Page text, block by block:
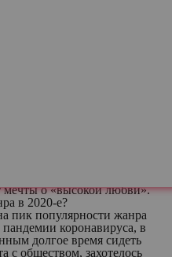
выход
в сети бурные
Почему именно сейчас и по
истории любви?
выйдет фильм студии A24
романтическая
звезд Голливуда:
и Крисом Эвансом. Трейлер
недавно опубликованный в
сетях, а медиа,
говорить о
по какой же причине
свой пик в девяностые
востребованным и почему
мечты о «высокой любви».
в 2020-е?
пик популярности жанра
коронавируса, в
долгое время сидеть
с обществом, захотелось